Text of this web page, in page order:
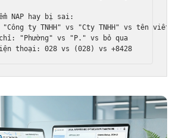
NAP hay bị sai:
ty TNHH" vs "Cty TNHH" vs tên viết
"Phường" vs "P." vs bỏ qua